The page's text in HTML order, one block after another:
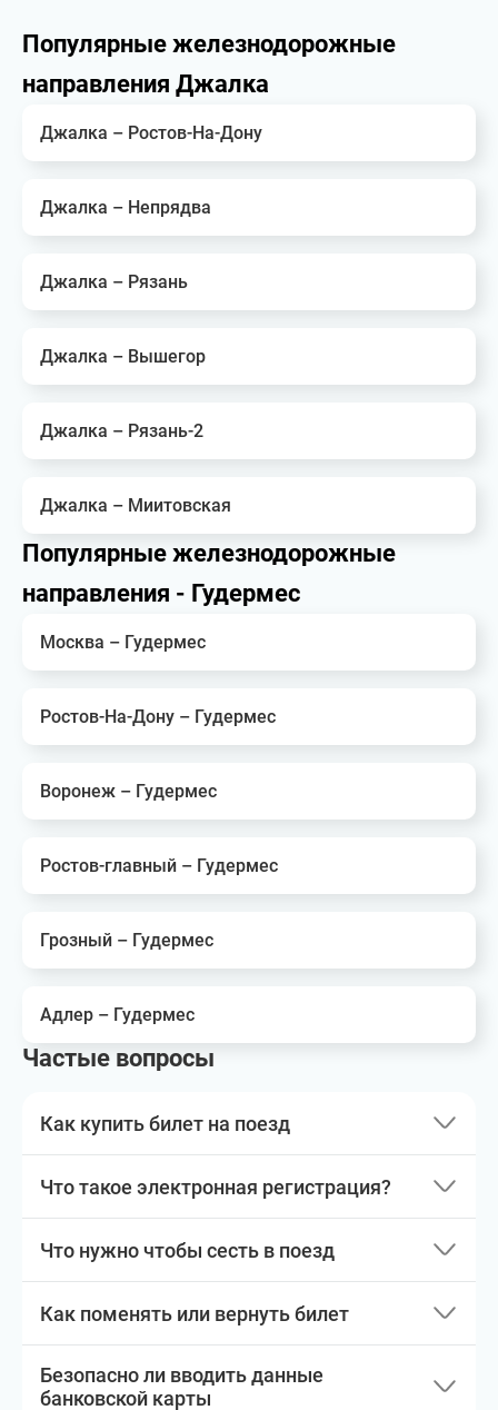
Популярные железнодорожные
направления Джалка
Джалка – Ростов-На-Дону
Джалка – Непрядва
Джалка – Рязань
Джалка – Вышегор
Джалка – Рязань-2
Джалка – Миитовская
Популярные железнодорожные
направления - Гудермес
Москва – Гудермес
Ростов-На-Дону – Гудермес
Воронеж – Гудермес
Ростов-главный – Гудермес
Грозный – Гудермес
Адлер – Гудермес
Частые вопросы
Как купить билет на поезд
Что такое электронная регистрация?
Что нужно чтобы сесть в поезд
Как поменять или вернуть билет
Безопасно ли вводить данные
банковской карты